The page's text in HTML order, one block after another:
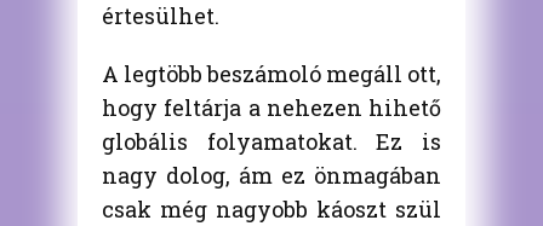
értesülhet.
A legtöbb beszámoló megáll ott,
hogy feltárja a nehezen hihető
globális folyamatokat. Ez is
nagy dolog, ám ez önmagában
csak még nagyobb káoszt szül